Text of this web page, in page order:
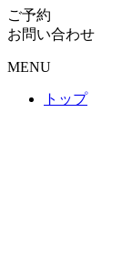
ご予約
お問い合わせ
MENU
トップ